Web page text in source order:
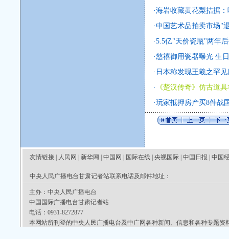
·海岩收藏黄花梨拮据
·中国艺术品拍卖市场"
·5.5亿"天价瓷瓶"两年
·慈禧御用瓷器曝光 生
· 日本称发现王羲之罕
·
《楚汉传奇》仿古道
·玩家抵押房产买8件战